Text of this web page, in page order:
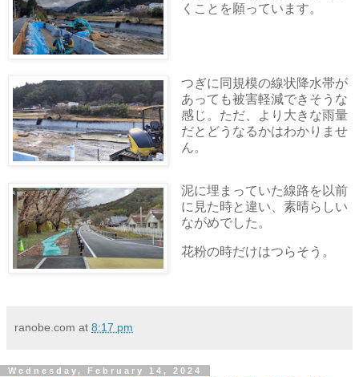
くことを願っています。
つぎに同規模の線状降水帯が
あっても被害軽減できそうな
感じ。ただ、より大きな雨量
だとどうなるかはわかりませ
ん。
泥に埋まっていた線路を以前
に見た時と違い、素晴らしい
ながめでした。
花粉の時だけはつらそう。
ranobe.com at 8:17 pm
Wednesday, February 14, 2024